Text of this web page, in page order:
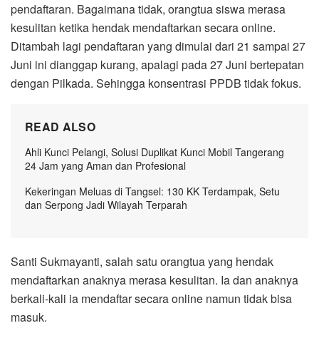
pendaftaran. Bagaimana tidak, orangtua siswa merasa
kesulitan ketika hendak mendaftarkan secara online.
Ditambah lagi pendaftaran yang dimulai dari 21 sampai 27
Juni ini dianggap kurang, apalagi pada 27 Juni bertepatan
dengan Pilkada. Sehingga konsentrasi PPDB tidak fokus.
READ ALSO
Ahli Kunci Pelangi, Solusi Duplikat Kunci Mobil Tangerang
24 Jam yang Aman dan Profesional
Kekeringan Meluas di Tangsel: 130 KK Terdampak, Setu
dan Serpong Jadi Wilayah Terparah
Santi Sukmayanti, salah satu orangtua yang hendak
mendaftarkan anaknya merasa kesulitan. Ia dan anaknya
berkali-kali ia mendaftar secara online namun tidak bisa
masuk.